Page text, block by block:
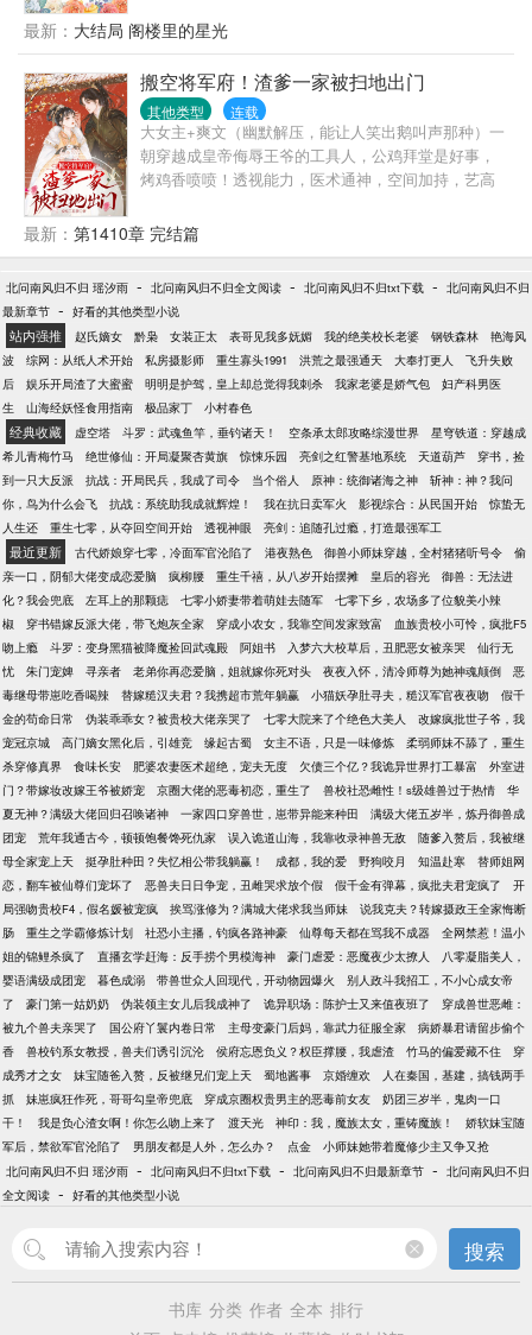
阳的谢红尘，真的好想把他藏起来……红尘，你招惹
了我，死生都是我的……世人都道，陆九爷身在红
尘，心在佛门，却不知，他为一人，而入红尘。九爷
信佛，男女皆是忌讳，唯“谢红尘”除外……
头，用了五年时间，终于还清了那个男人欠下的赌
债，还一不小心混成了水军头头。快20岁的那年夏
天，一个自称要带夜长晴称霸天下的神奇系统突然强
制性绑定了她，从此——被迫考了个研。被迫拥有家
财万贯。被迫左手影帝影后，右手歌王顶流。被迫成
为大夏国最强经纪人。被迫……唯一主动想去做的
事，就是掀了这个资本盘。搅动娱乐圈一池春水，名
和利都在我手中。
最新： 大结局 阁楼里的星光
搬空将军府！渣爹一家被扫地出门
其他类型 连载
大女主+爽文（幽默解压，能让人笑出鹅叫声那种）一
朝穿越成皇帝侮辱王爷的工具人，公鸡拜堂是好事，
烤鸡香喷喷！透视能力，医术通神，空间加持，艺高
王爷同样挨着最毒的打！狗王爷敢不给和离书？踩在
地上强扯手指在和离书上按手印！三朝回门，后母加
谁，揍你敢反抗，那就再揍，渣爹也被踩在地上摩
擦！搬空将军府，将渣爹一家扫地出门只是小事。齐
王吴王太子代王湘王皇后等等，统统搬空，一块纸片
都不留！这就算大逆不道了？远远不够！赵王被吊树
下抽，公主被丢湖里喝水，太子被剥光绑到城外刑架
示众，皇后被下毒还得感谢救命之恩，皇帝满地找牙
还得把她捧好了！你们说女人为将是牝鸡司晨，徒惹
祸端？那就抢走渣爹的神武大将军之位，统帅十万神
武军，平五王叛乱，征服匈奴，创盛世！谁说女人为
王，是阴阳失序，有失天和？她就要当唯我独尊的王
者，移风易俗，男女同列于朝堂，共同为天下百姓，
谋繁华！
最新： 第1410章 完结篇
北问南风归不归 瑶汐雨 - 北问南风归不归全文阅读 - 北问南风归不归txt下载 - 北问南风归不归
最新章节 - 好看的其他类型小说
站内强推 赵氏嫡女 黔枭 女装正太 表哥见我多妩媚 我的绝美校长老婆 钢铁森林
艳海风
波
综网：从纸人术开始 私房摄影师 重生寡头1991 洪荒之最强通天 大奉打更人
飞升失败
后
娱乐开局渣了大蜜蜜 明明是护驾，皇上却总觉得我刺杀 我家老婆是娇气包
妇产科男医
生
山海经妖怪食用指南 极品家丁 小村春色
经典收藏 虚空塔 斗罗：武魂鱼竿，垂钓诸天！ 空条承太郎攻略综漫世界
星穹铁道：穿越成
希儿青梅竹马
绝世修仙：开局凝聚杏黄旗 惊悚乐园 亮剑之红警基地系统 天道葫芦
穿书，捡
到一只大反派
抗战：开局民兵，我成了司令 当个俗人 原神：统御诸海之神
斩神：神？我问
你，鸟为什么会飞
抗战：系统助我成就辉煌！ 我在抗日卖军火 影视综合：从民国开始
惊蛰无
人生还
重生七零，从夺回空间开始 透视神眼 亮剑：追随孔过瘾，打造最强军工
最近更新 古代娇娘穿七零，冷面军官沦陷了 港夜熟色 御兽小师妹穿越，全村猪猪听号令
偷
亲一口，阴郁大佬变成恋爱脑
疯柳腰 重生千禧，从八岁开始摆摊 皇后的容光
御兽：无法进
化？我会兜底
左耳上的那颗痣 七零小娇妻带着萌娃去随军
七零下乡，农场多了位貌美小辣
椒
穿书错嫁反派大佬，带飞炮灰全家 穿成小农女，我靠空间发家致富
血族贵校小可怜，疯批F5
吻上瘾
斗罗：变身黑猫被降魔捡回武魂殿 阿姐书 入梦六大校草后，丑肥恶女被亲哭
仙行无
忧
朱门宠婢 寻亲者 老弟你再恋爱脑，姐就嫁你死对头 夜夜入怀，清冷师尊为她神魂颠倒
恶
毒继母带崽吃香喝辣
替嫁糙汉夫君？我携超市荒年躺赢 小猫妖孕肚寻夫，糙汉军官夜夜吻
假千
金的苟命日常
伪装乖乖女？被贵校大佬亲哭了 七零大院来了个绝色大美人
改嫁疯批世子爷，我
宠冠京城
高门嫡女黑化后，引雄竞 缘起古蜀 女主不语，只是一味修炼
柔弱师妹不舔了，重生
杀穿修真界
食味长安 肥婆农妻医术超绝，宠夫无度 欠债三个亿？我诡异世界打工暴富
外室进
门？带嫁妆改嫁王爷被娇宠
京圈大佬的恶毒初恋，重生了 兽校社恐雌性！s级雄兽过于热情
华
夏无神？满级大佬回归召唤诸神
一家四口穿兽世，崽带异能来种田
满级大佬五岁半，炼丹御兽成
团宠
荒年我通古今，顿顿饱餐馋死仇家 误入诡道山海，我靠收录神兽无敌
随爹入赘后，我被继
母全家宠上天
挺孕肚种田？失忆相公带我躺赢！ 成都，我的爱 野狗咬月 知温赴寒
替师姐网
恋，翻车被仙尊们宠坏了
恶兽夫日日争宠，丑雌哭求放个假 假千金有弹幕，疯批夫君宠疯了
开
局强吻贵校F4，假名媛被宠疯
挨骂涨修为？满城大佬求我当师妹
说我克夫？转嫁摄政王全家悔断
肠
重生之学霸修炼计划 社恐小主播，钓疯各路神豪 仙尊每天都在骂我不成器
全网禁惹！温小
姐的锦鲤杀疯了
直播玄学赶海：反手捞个男模海神 豪门虐爱：恶魔夜少太撩人
八零凝脂美人，
婴语满级成团宠
暮色成溺 带兽世众人回现代，开动物园爆火
别人政斗我招工，不小心成女帝
了
豪门第一姑奶奶 伪装领主女儿后我成神了 诡异职场：陈护士又来值夜班了
穿成兽世恶雌：
被九个兽夫亲哭了
国公府丫鬟内卷日常 主母变豪门后妈，靠武力征服全家
病娇暴君请留步偷个
香
兽校钓系女教授，兽夫们诱引沉沦 侯府忘恩负义？权臣撑腰，我虐渣 竹马的偏爱藏不住
穿
成秀才之女
妹宝随爸入赘，反被继兄们宠上天 蜀地酱事 京婚缠欢
人在秦国，基建，搞钱两手
抓
妹崽疯狂作死，哥哥勾皇帝兜底 穿成京圈权贵男主的恶毒前女友
奶团三岁半，鬼肉一口
干！
我是负心渣女啊！你怎么吻上来了 渡天光 神印：我，魔族太女，重铸魔族！
娇软妹宝随
军后，禁欲军官沦陷了
男朋友都是人外，怎么办？ 点金
小师妹她带着魔修少主又争又抢
北问南风归不归 瑶汐雨 - 北问南风归不归txt下载 - 北问南风归不归最新章节 - 北问南风归不归
全文阅读 - 好看的其他类型小说
搜索
书库 分类 作者 全本 排行